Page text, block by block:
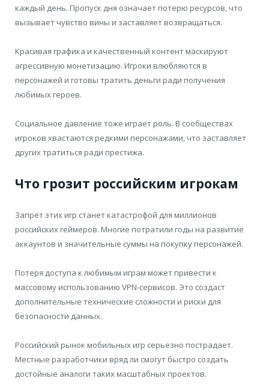
каждый день. Пропуск дня означает потерю ресурсов, что
вызывает чувство вины и заставляет возвращаться.
Красивая графика и качественный контент маскируют
агрессивную монетизацию. Игроки влюбляются в
персонажей и готовы тратить деньги ради получения
любимых героев.
Социальное давление тоже играет роль. В сообществах
игроков хвастаются редкими персонажами, что заставляет
других тратиться ради престижа.
Что грозит российским игрокам
Запрет этих игр станет катастрофой для миллионов
российских геймеров. Многие потратили годы на развитие
аккаунтов и значительные суммы на покупку персонажей.
Потеря доступа к любимым играм может привести к
массовому использованию VPN-сервисов. Это создаст
дополнительные технические сложности и риски для
безопасности данных.
Российский рынок мобильных игр серьезно пострадает.
Местные разработчики вряд ли смогут быстро создать
достойные аналоги таких масштабных проектов.